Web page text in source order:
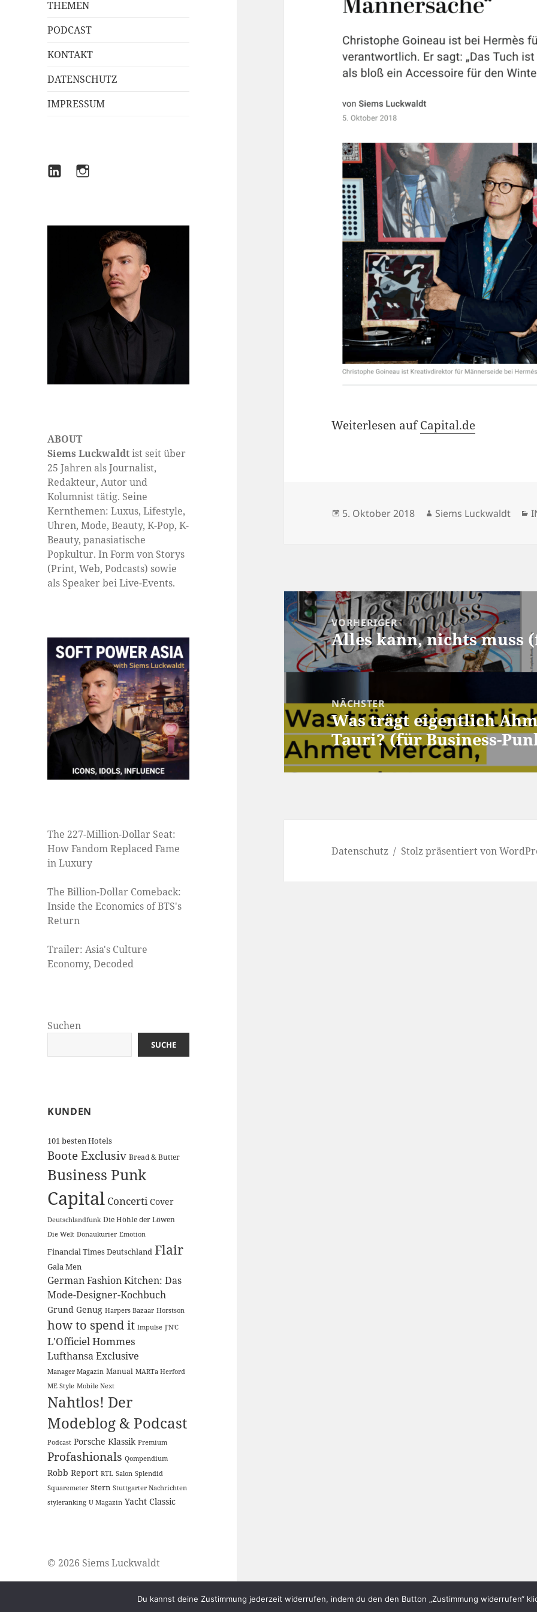
THEMEN
PODCAST
KONTAKT
DATENSCHUTZ
IMPRESSUM
LINKEDININSTAGRAM
ABOUT
Siems Luckwaldtist seit über
25 Jahren als Journalist,
Redakteur, Autor und
Kolumnist tätig. Seine
Kernthemen: Luxus, Lifestyle,
Uhren, Mode, Beauty, K-Pop, K-
Beauty, panasiatische
Popkultur. In Form von Storys
(Print, Web, Podcasts) sowie
als Speaker bei Live-Events.
The 227-Million-Dollar Seat:
How Fandom Replaced Fame
in Luxury
The Billion-Dollar Comeback:
Inside the Economics of BTS's
Return
Trailer: Asia's Culture
Economy, Decoded
Suchen
SUCHE
KUNDEN
101 besten Hotels
Boote Exclusiv Bread & Butter
Business Punk
Capital Concerti Cover
Deutschlandfunk Die Höhle der Löwen
Die Welt Donaukurier Emotion
Financial Times Deutschland Flair
Gala Men
German Fashion Kitchen: Das
Mode-Designer-Kochbuch
Grund Genug Harpers Bazaar Horstson
how to spend it Impulse J'N'C
L'Officiel Hommes
Lufthansa Exclusive
Manager Magazin Manual MARTa Herford
ME Style Mobile Next
Nahtlos! Der
Modeblog & Podcast
Podcast Porsche Klassik Premium
Profashionals Qompendium
Robb Report RTL Salon Splendid
Squaremeter Stern Stuttgarter Nachrichten
styleranking U Magazin Yacht Classic
© 2026 Siems Luckwaldt
Weiterlesen aufCapital.de
Veröffentlicht
5. Oktober 2018 Autor
Siems Luckwaldt
Beitragsnavigation
VORHERIGER
Vorheriger
Beitrag:
Alles kann, nichts muss
NÄCHSTER
Nächster
Beitrag:
Was trägt eigentlich
Tauri? (für Business-
Datenschutz Stolz präsentiert von
Du kannst deine Zustimmung jederzeit widerrufen, indem du den den Button „Zustimmung widerrufen“